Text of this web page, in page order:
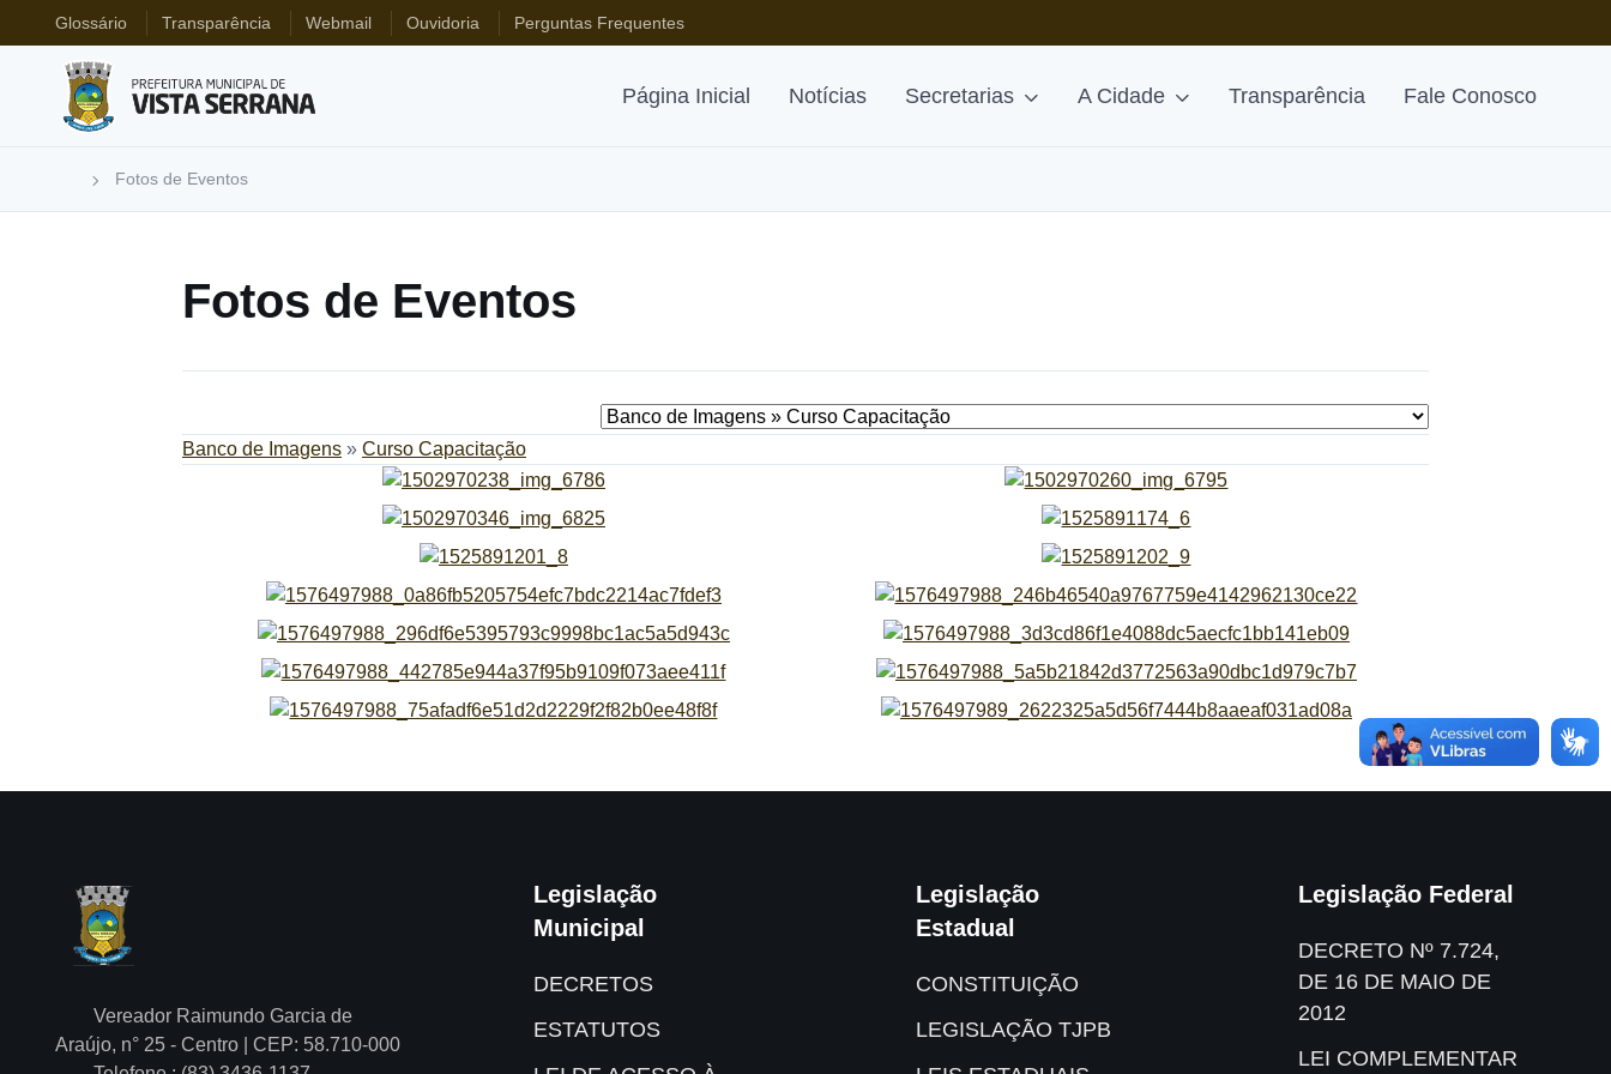
Glossário Transparência Webmail Ouvidoria Perguntas Frequentes
Página Inicial Notícias Secretarias A Cidade Transparência Fale Conosco
Fotos de Eventos
Fotos de Eventos
Banco de Imagens» Curso Capacitação
Vereador Raimundo Garcia de
Araújo, n° 25 - Centro | CEP: 58.710-000
Legislação
Municipal
DECRETOS
ESTATUTOS
Legislação
Estadual
CONSTITUIÇÃO
LEGISLAÇÃO TJPB
Legislação Federal
DECRETO Nº 7.724,
DE 16 DE MAIO DE
2012
LEI COMPLEMENTAR